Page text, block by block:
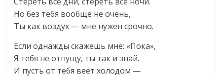
Но без тебя вообще не очень,
Ты как воздух — мне нужен срочно.
Если однажды скажешь мне: «Пока»,
Я тебя не отпущу, ты так и знай.
И пусть от тебя веет холодом —